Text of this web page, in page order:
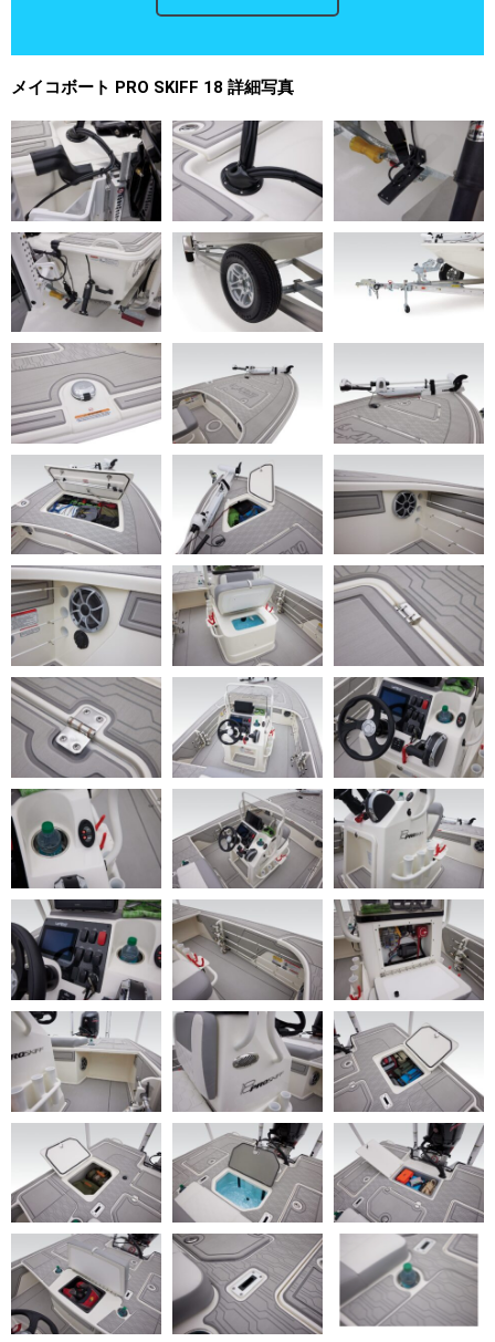
メイコボート PRO SKIFF 18 詳細写真